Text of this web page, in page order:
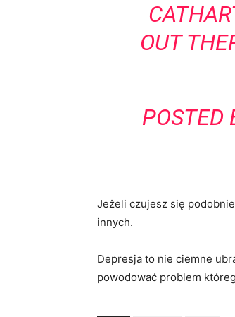
OUT
POSTED
Jeżeli czujesz się
innych.
Depresja to nie ciemne
powodować problem